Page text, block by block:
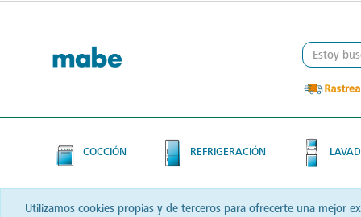
COCCIÓN REFRIGERACIÓN
Utilizamos cookies propias y de terceros para ofrecerte una mejor